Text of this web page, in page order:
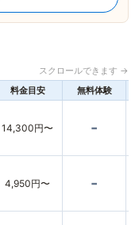
スクロールできます →
料金目安 無料体験
14,300円〜 -
4,950円〜 -